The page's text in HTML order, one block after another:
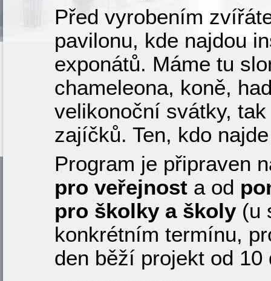
Před vyrobením
pavilonu, kde najdou
exponátů. Máme tu
chameleona, koně,
velikonoční svátky,
zajíčků. Ten, kdo
Program je připraven
pro veřejnost a od
pro školky a školy(u
konkrétním termínu,
den běží projekt od 10